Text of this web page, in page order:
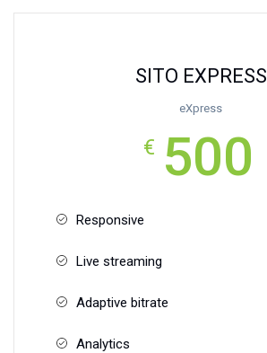
SITO EXPRESS
eXpress
€ 500
Responsive
Live streaming
Adaptive bitrate
Analytics